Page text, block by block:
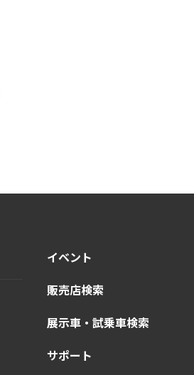
イベント
販売店検索
展示車・試乗車検索
サポート